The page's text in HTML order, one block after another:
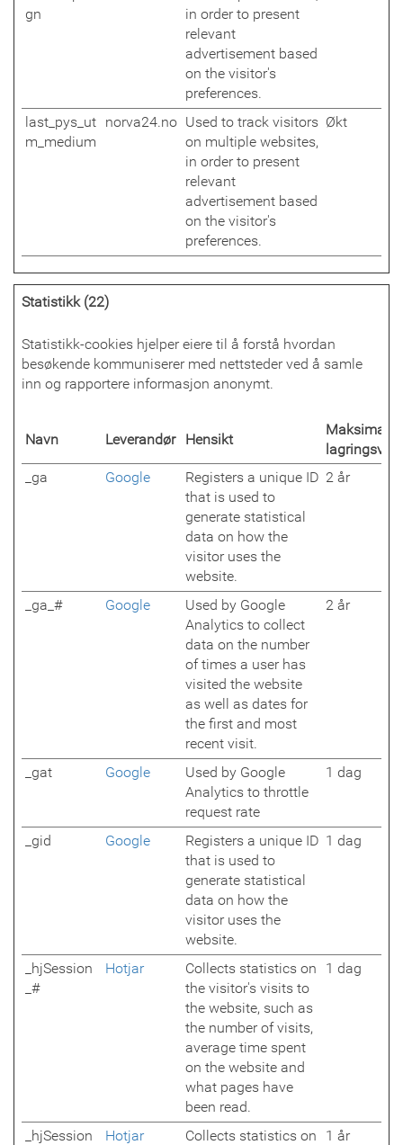
gn
in order to present
relevant
advertisement based
on the visitor's
preferences.
last_pys_ut
m_medium
norva24.no Used to track visitors
on multiple websites,
in order to present
relevant
advertisement based
on the visitor's
preferences.
Økt
Statistikk (22)
Statistikk-cookies hjelper eiere til å forstå hvordan
besøkende kommuniserer med nettsteder ved å samle
inn og rapportere informasjon anonymt.
Navn Leverandør Hensikt
Maksimal
_ga
Google
Registers a unique ID
that is used to
generate statistical
data on how the
visitor uses the
website.
2 år
_ga_# Google
Used by Google
Analytics to collect
data on the number
of times a user has
visited the website
as well as dates for
the first and most
recent visit.
2 år
_gat Google
Used by Google
Analytics to throttle
request rate
1 dag
_gid Google
Registers a unique ID
that is used to
generate statistical
data on how the
visitor uses the
website.
1 dag
_hjSession
_#
Hotjar
Collects statistics on
the visitor's visits to
the website, such as
the number of visits,
average time spent
on the website and
what pages have
been read.
1 dag
_hjSession
Hotjar
Collects statistics on
1 år